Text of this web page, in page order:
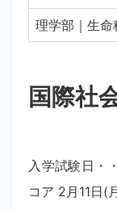
理学部｜生命
国際社
入学試験日・
コア 2月11日(